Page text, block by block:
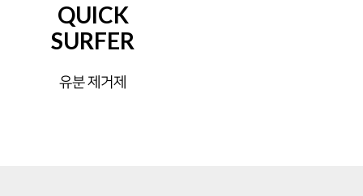
QUICK
SURFER
유분 제거제